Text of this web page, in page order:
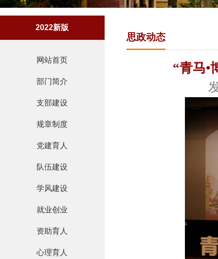
2022新版
网站首页
部门简介
支部建设
规章制度
党建育人
队伍建设
学风建设
就业创业
资助育人
心理育人
思政动态
“青马•